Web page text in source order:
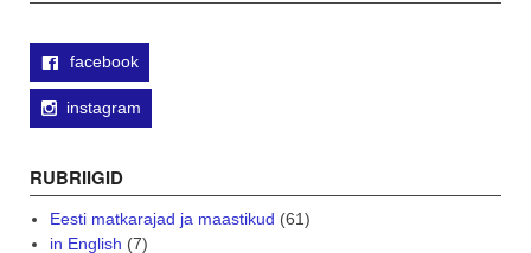
facebook
instagram
RUBRIIGID
Eesti matkarajad ja maastikud (61)
in English (7)